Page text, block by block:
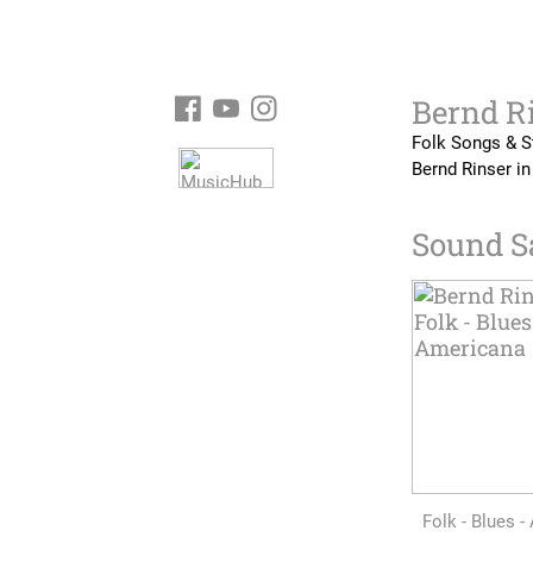
Bernd
Folk Songs &
Bernd Rinser
Sound
Folk - Blues -